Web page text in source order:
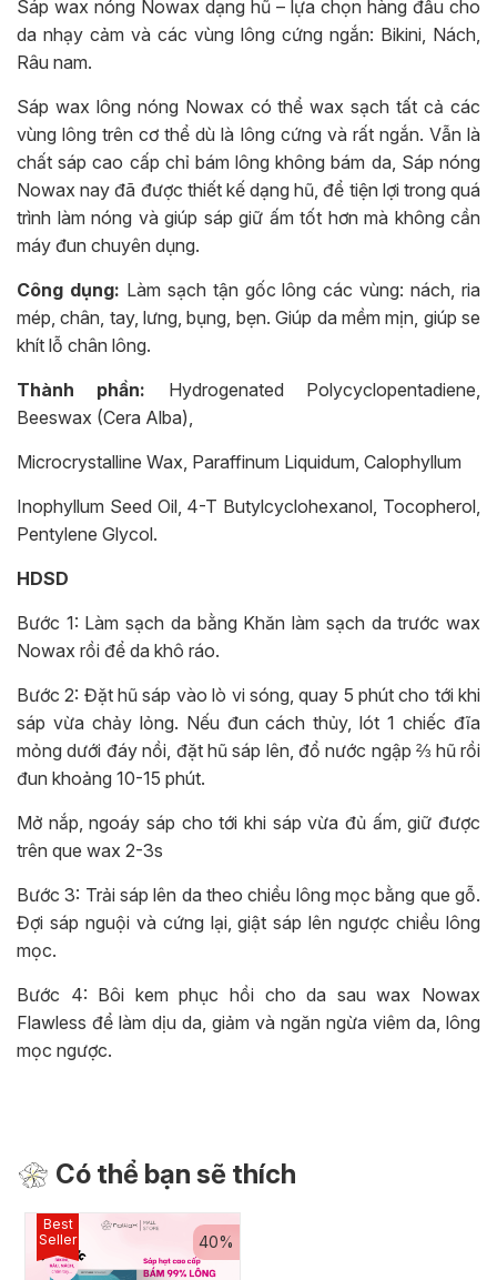
Sáp wax nóng Nowax dạng hũ – lựa chọn hàng đầu cho
da nhạy cảm và các vùng lông cứng ngắn: Bikini, Nách,
Râu nam.
Sáp wax lông nóng Nowax có thể wax sạch tất cả các
vùng lông trên cơ thể dù là lông cứng và rất ngắn. Vẫn là
chất sáp cao cấp chỉ bám lông không bám da, Sáp nóng
Nowax nay đã được thiết kế dạng hũ, để tiện lợi trong quá
trình làm nóng và giúp sáp giữ ấm tốt hơn mà không cần
máy đun chuyên dụng.
Công dụng: Làm sạch tận gốc lông các vùng: nách, ria
mép, chân, tay, lưng, bụng, bẹn. Giúp da mềm mịn, giúp se
khít lỗ chân lông.
Thành phần: Hydrogenated Polycyclopentadiene,
Beeswax (Cera Alba),
Microcrystalline Wax, Paraffinum Liquidum, Calophyllum
Inophyllum Seed Oil, 4-T Butylcyclohexanol, Tocopherol,
Pentylene Glycol.
HDSD
Bước 1: Làm sạch da bằng Khăn làm sạch da trước wax
Nowax rồi để da khô ráo.
Bước 2: Đặt hũ sáp vào lò vi sóng, quay 5 phút cho tới khi
sáp vừa chảy lỏng. Nếu đun cách thủy, lót 1 chiếc đĩa
mỏng dưới đáy nồi, đặt hũ sáp lên, đổ nước ngập ⅔ hũ rồi
đun khoảng 10-15 phút.
Mở nắp, ngoáy sáp cho tới khi sáp vừa đủ ấm, giữ được
trên que wax 2-3s
Bước 3: Trải sáp lên da theo chiều lông mọc bằng que gỗ.
Đợi sáp nguội và cứng lại, giật sáp lên ngược chiều lông
mọc.
Bước 4: Bôi kem phục hồi cho da sau wax Nowax
Flawless để làm dịu da, giảm và ngăn ngừa viêm da, lông
mọc ngược.
Có thể bạn sẽ thích
Best
Seller
40%